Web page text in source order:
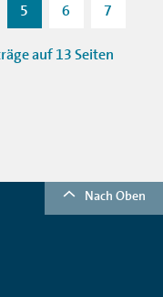
5 6 7
auf 13 Seiten
Nach Oben